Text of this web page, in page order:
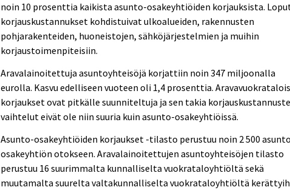
noin 10 prosenttia kaikista asunto-osakeyhtiöiden korjauksista.
korjauskustannukset kohdistuivat ulkoalueiden, rakennusten
pohjarakenteiden, huoneistojen, sähköjärjestelmien ja muihin
korjaustoimenpiteisiin.
Aravalainoitettuja asuntoyhteisöjä korjattiin noin 347 miljoonalla
eurolla. Kasvu edelliseen vuoteen oli 1,4 prosenttia.
korjaukset ovat pitkälle suunniteltuja ja sen takia
vaihtelut eivät ole niin suuria kuin asunto-osakeyhtiöissä.
Asunto-osakeyhtiöiden korjaukset -tilasto perustuu noin 2 500
osakeyhtiön otokseen. Aravalainoitettujen asuntoyhteisöjen tilasto
perustuu 16 suurimmalta kunnalliselta vuokrataloyhtiöltä sekä
muutamalta suurelta valtakunnalliselta vuokrataloyhtiöltä